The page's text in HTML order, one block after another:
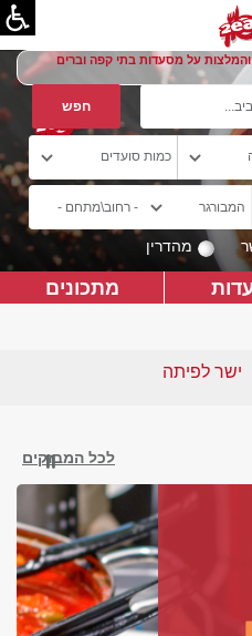
על מסעדות בתי קפה וברים
מהדרין
מתכונים
ישר לפיתה
לכל המבזקים